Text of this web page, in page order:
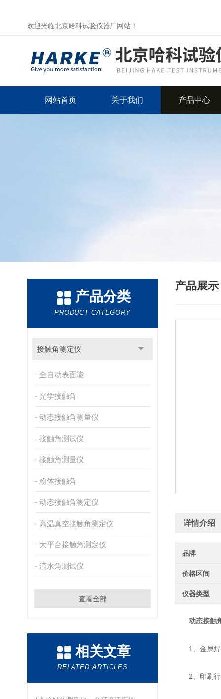
欢迎光临北京哈科试验仪器厂网站！
网站首页 关于我们 产品中心
产品分类
PRODUCT CATEGORY
接触角测定仪
全自动表面能
光学接触角
动态接触角测量仪
接触角测试仪
接触角测量仪
粉体接触角
动态接触角测定仪
高温真空接触角测定仪
大平台接触角测定仪
滴水角测试仪
查看全部
相关文章
RELATED ARTICLES
产品展示
详情介绍
品牌
价格区间
仪器类型
动态接触
1、金属焊
2、印刷行